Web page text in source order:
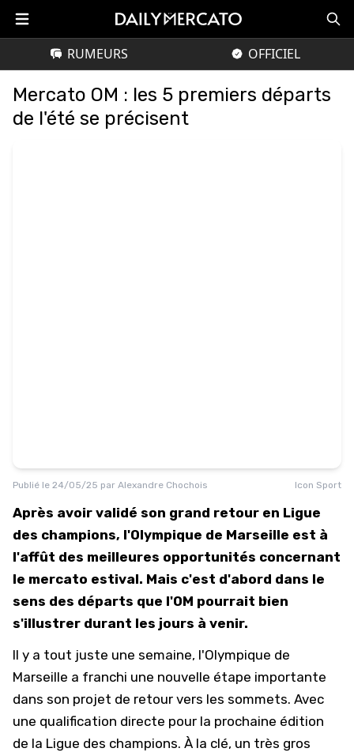
RUMEURS OFFICIEL
Mercato OM : les 5 premiers départs
de l'été se précisent
Publié le 24/05/25 par Alexandre Chochois Icon Sport
Après avoir validé son grand retour en Ligue
des champions, l'Olympique de Marseille est à
l'affût des meilleures opportunités concernant
le mercato estival. Mais c'est d'abord dans le
sens des départs que l'OM pourrait bien
s'illustrer durant les jours à venir.
Il y a tout juste une semaine, l'Olympique de
Marseille a franchi une nouvelle étape importante
dans son projet de retour vers les sommets. Avec
une qualification directe pour la prochaine édition
de la Ligue des champions. À la clé, un très gros